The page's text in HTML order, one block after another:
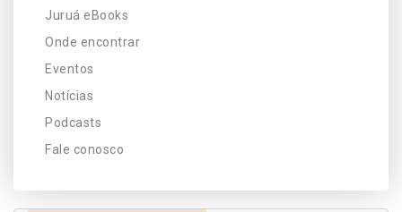
Juruá eBooks
Onde encontrar
Eventos
Notícias
Podcasts
Fale conosco